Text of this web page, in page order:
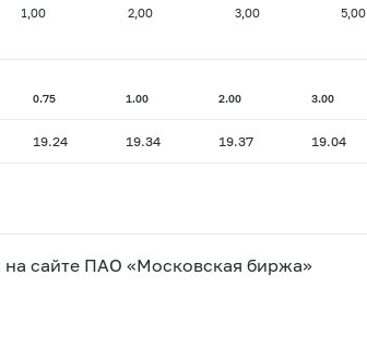
1,00 2,00 3,00 5,00
0.75 1.00 2.00 3.00
19.24 19.34 19.37 19.04
сайте ПАО «Московская биржа»